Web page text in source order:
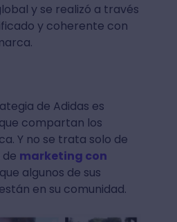
y se realizó a través
y coherente con
de Adidas es
compartan los
Y no se trata solo de
marketing con
algunos de sus
en su comunidad.